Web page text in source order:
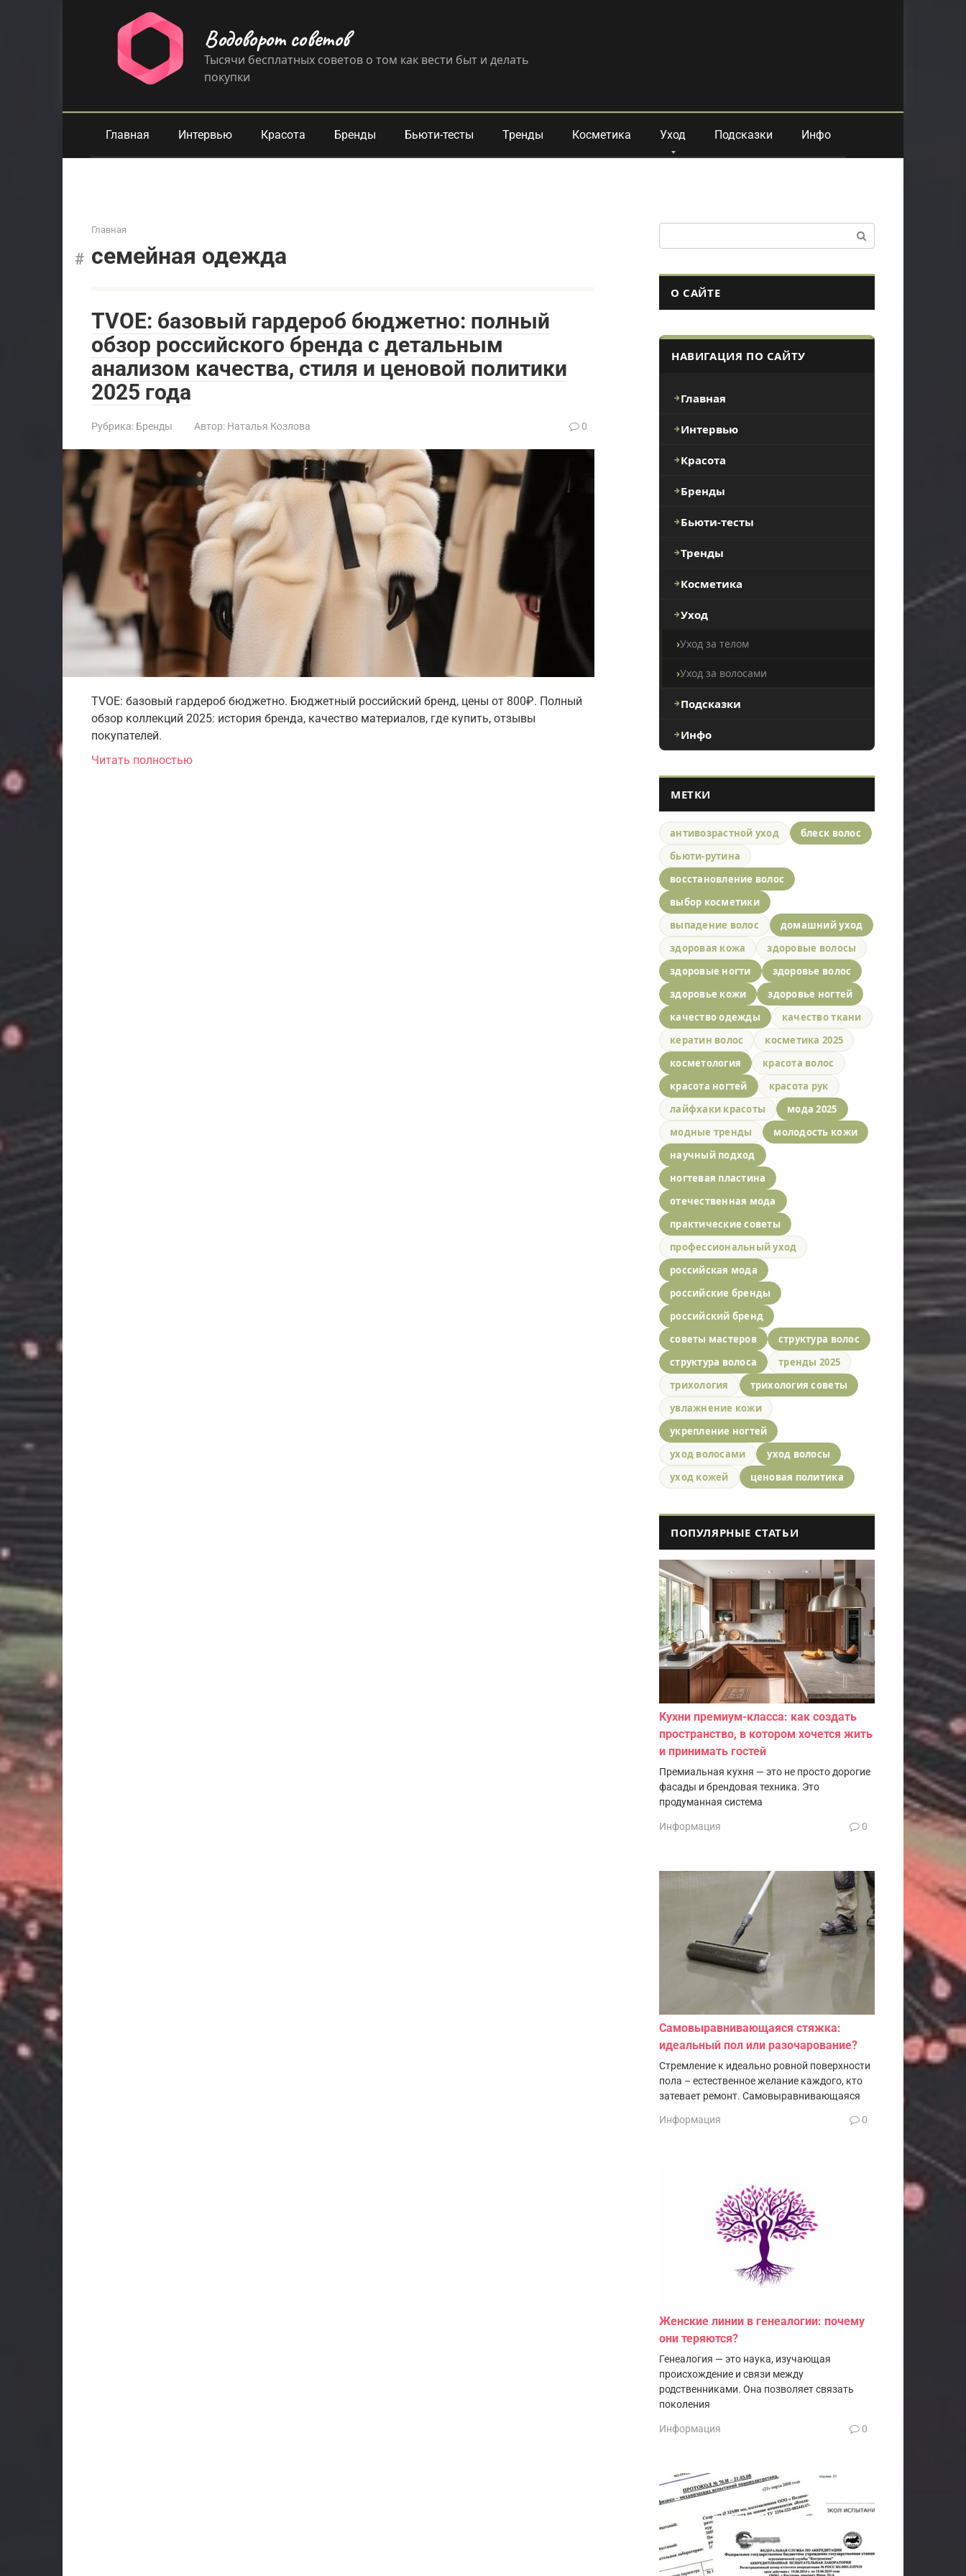
Водоворот советов
Тысячи бесплатных советов о том как вести быт и делать
покупки
Главная Интервью Красота Бренды Бьюти-тесты Тренды Косметика Уход Подсказки Инфо
Главная
семейная одежда
TVOE: базовый гардероб бюджетно: полный
обзор российского бренда с детальным
анализом качества, стиля и ценовой политики
2025 года
Рубрика: Бренды Автор: Наталья Козлова 0
TVOE: базовый гардероб бюджетно. Бюджетный российский бренд, цены от 800₽. Полный
обзор коллекций 2025: история бренда, качество материалов, где купить, отзывы
покупателей.
Читать полностью
О САЙТЕ
НАВИГАЦИЯ ПО САЙТУ
Главная
Интервью
Красота
Бренды
Бьюти-тесты
Тренды
Косметика
Уход
Уход за телом
Уход за волосами
Подсказки
Инфо
МЕТКИ
антивозрастной уход
блеск волос
бьюти-рутина
восстановление волос
выбор косметики
выпадение волос
домашний уход
здоровая кожа
здоровые волосы
здоровые ногти
здоровье волос
здоровье кожи
здоровье ногтей
качество одежды
качество ткани
кератин волос
косметика 2025
косметология
красота волос
красота ногтей
красота рук
лайфхаки красоты
мода 2025
модные тренды
молодость кожи
научный подход
ногтевая пластина
отечественная мода
практические советы
профессиональный уход
российская мода
российские бренды
российский бренд
советы мастеров
структура волос
структура волоса
тренды 2025
трихология
трихология советы
увлажнение кожи
укрепление ногтей
уход волосами
уход волосы
уход кожей
ценовая политика
ПОПУЛЯРНЫЕ СТАТЬИ
Кухни премиум-класса: как создать
пространство, в котором хочется жить
и принимать гостей
Премиальная кухня — это не просто дорогие
фасады и брендовая техника. Это
продуманная система
Информация 0
Самовыравнивающаяся стяжка:
идеальный пол или разочарование?
Стремление к идеально ровной поверхности
пола – естественное желание каждого, кто
затевает ремонт. Самовыравнивающаяся
Информация 0
Женские линии в генеалогии: почему
они теряются?
Генеалогия — это наука, изучающая
происхождение и связи между
родственниками. Она позволяет связать
поколения
Информация 0